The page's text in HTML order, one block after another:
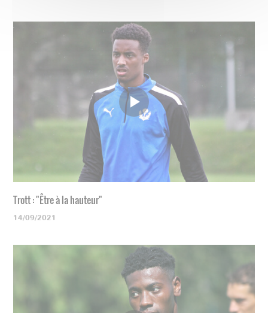
Trott : "Être à la hauteur"
14/09/2021